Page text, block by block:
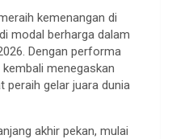
kemenangan di
modal berharga dalam
Dengan performa
menegaskan
peraih gelar juara dunia
akhir pekan, mulai